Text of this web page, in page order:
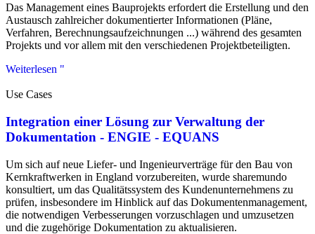
Das Management eines Bauprojekts erfordert die Erstellung und den
Austausch zahlreicher dokumentierter Informationen (Pläne,
Verfahren, Berechnungsaufzeichnungen ...) während des gesamten
Projekts und vor allem mit den verschiedenen Projektbeteiligten.
Weiterlesen "
Use Cases
Integration einer Lösung zur Verwaltung der
Dokumentation - ENGIE - EQUANS
Um sich auf neue Liefer- und Ingenieurverträge für den Bau von
Kernkraftwerken in England vorzubereiten, wurde sharemundo
konsultiert, um das Qualitätssystem des Kundenunternehmens zu
prüfen, insbesondere im Hinblick auf das Dokumentenmanagement,
die notwendigen Verbesserungen vorzuschlagen und umzusetzen
und die zugehörige Dokumentation zu aktualisieren.